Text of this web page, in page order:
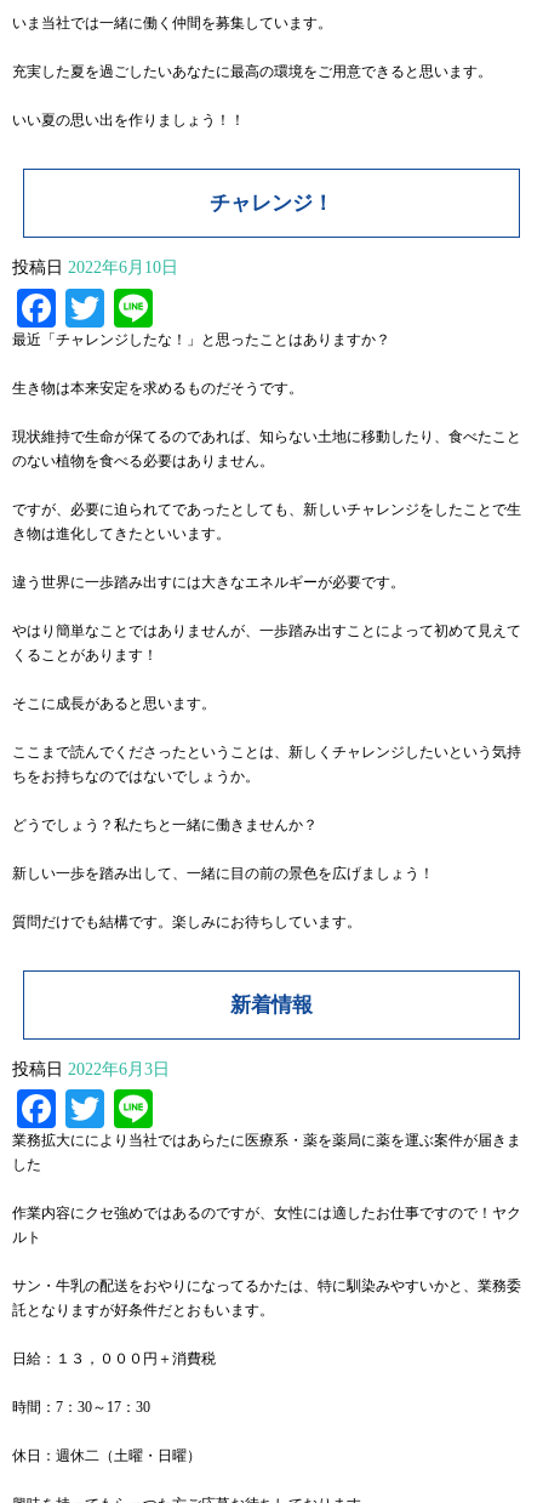
いま当社では一緒に働く仲間を募集しています。
充実した夏を過ごしたいあなたに最高の環境をご用意できると思います。
いい夏の思い出を作りましょう！！
チャレンジ！
投稿日 2022年6月10日
Facebook
Twitter
最近「チャレンジしたな！」と思ったことはありますか？
生き物は本来安定を求めるものだそうです。
現状維持で生命が保てるのであれば、知らない土地に移動したり、食べたこと
のない植物を食べる必要はありません。
ですが、必要に迫られてであったとしても、新しいチャレンジをしたことで生
き物は進化してきたといいます。
違う世界に一歩踏み出すには大きなエネルギーが必要です。
やはり簡単なことではありませんが、一歩踏み出すことによって初めて見えて
くることがあります！
そこに成長があると思います。
ここまで読んでくださったということは、新しくチャレンジしたいという気持
ちをお持ちなのではないでしょうか。
どうでしょう？私たちと一緒に働きませんか？
新しい一歩を踏み出して、一緒に目の前の景色を広げましょう！
質問だけでも結構です。楽しみにお待ちしています。
新着情報
投稿日 2022年6月3日
Facebook
Twitter
業務拡大ににより当社ではあらたに医療系・薬を薬局に薬を運ぶ案件が届きま
した
作業内容にクセ強めではあるのですが、女性には適したお仕事ですので！ヤク
ルト
サン・牛乳の配送をおやりになってるかたは、特に馴染みやすいかと、業務委
託となりますが好条件だとおもいます。
日給：１３，０００円＋消費税
時間：7：30～17：30
休日：週休二（土曜・日曜）